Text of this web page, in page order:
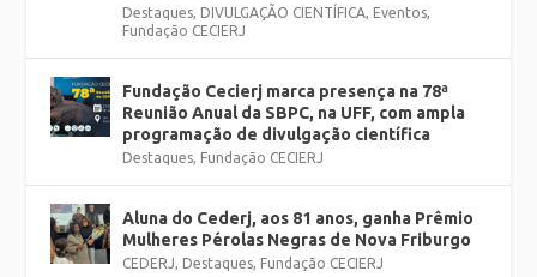
Destaques, DIVULGAÇÃO CIENTÍFICA, Eventos,
Fundação CECIERJ
Fundação Cecierj marca presença na 78ª
Reunião Anual da SBPC, na UFF, com ampla
programação de divulgação científica
Destaques, Fundação CECIERJ
Aluna do Cederj, aos 81 anos, ganha Prêmio
Mulheres Pérolas Negras de Nova Friburgo
CEDERJ, Destaques, Fundação CECIERJ